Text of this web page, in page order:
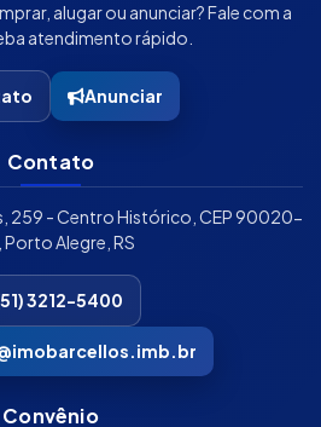
alugar ou anunciar? Fale com a
atendimento rápido.
Anunciar
Contato
259 - Centro Histórico, CEP 90020-
Porto Alegre, RS
3212-5400
Convênio